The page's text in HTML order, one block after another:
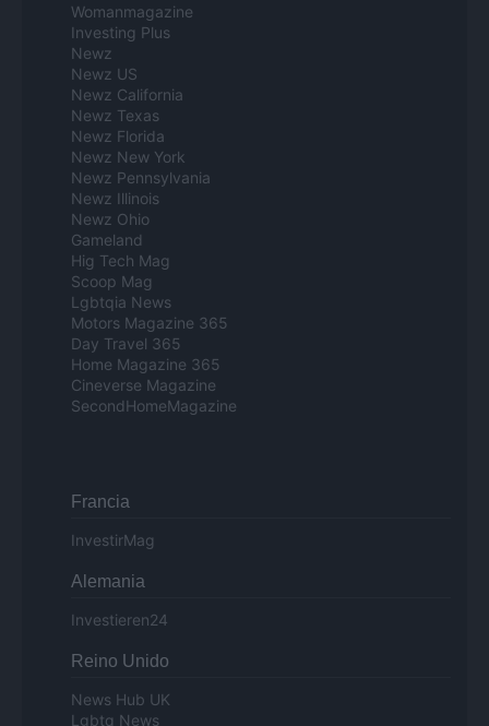
Womanmagazine
Investing Plus
Newz
Newz US
Newz California
Newz Texas
Newz Florida
Newz New York
Newz Pennsylvania
Newz Illinois
Newz Ohio
Gameland
Hig Tech Mag
Scoop Mag
Lgbtqia News
Motors Magazine 365
Day Travel 365
Home Magazine 365
Cineverse Magazine
SecondHomeMagazine
Francia
InvestirMag
Alemania
Investieren24
Reino Unido
News Hub UK
Lgbtq News